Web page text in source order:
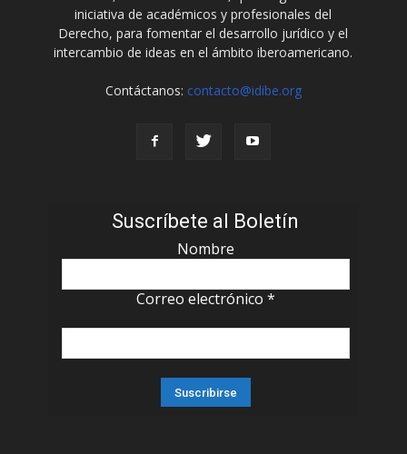
iniciativa de académicos y profesionales del
Derecho, para fomentar el desarrollo jurídico y el
intercambio de ideas en el ámbito iberoamericano.
Contáctanos: contacto@idibe.org
Suscríbete al Boletín
Nombre
Correo electrónico *